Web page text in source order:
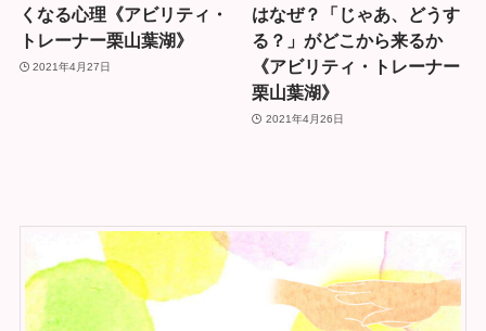
くなる心理《アビリティ・
トレーナー栗山葉湖》
2021年4月27日
はなぜ？「じゃあ、どうす
る？」がどこから来るか
《アビリティ・トレーナー
栗山葉湖》
2021年4月26日